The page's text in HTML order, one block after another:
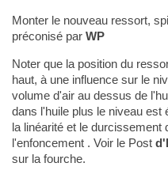
Monter le nouveau ressort,
préconisé par WP
Noter que la position du
haut, à une influence sur le
volume d'air au dessus de
dans l'huile plus le niveau est
la linéarité et le durcissement
l'enfoncement . Voir le Post
sur la fourche.